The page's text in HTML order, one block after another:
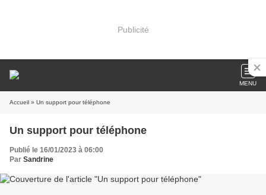
Publicité
MENU
Accueil » Un support pour téléphone
Un support pour téléphone
Publié le 16/01/2023 à 06:00
Par Sandrine